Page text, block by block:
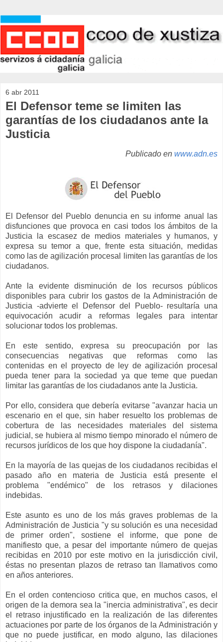
6 abr 2011
El Defensor teme se limiten las
garantías de los ciudadanos ante la
Justicia
Publicado en www.adn.es
El Defensor del Pueblo denuncia en su informe anual las
disfunciones que provoca en casi todos los ámbitos de la
Justicia la escasez de medios materiales y humanos, y
expresa su temor a que, frente esta situación, medidas
como las de agilización procesal limiten las garantías de los
ciudadanos.
Ante la evidente disminución de los recursos públicos
disponibles para cubrir los gastos de la Administración de
Justicia -advierte el Defensor del Pueblo- resultaría una
equivocación acudir a reformas legales para intentar
solucionar todos los problemas.
En este sentido, expresa su preocupación por las
consecuencias negativas que reformas como las
contenidas en el proyecto de ley de agilización procesal
pueda tener para la sociedad ya que teme que puedan
limitar las garantías de los ciudadanos ante la Justicia.
Por ello, considera que debería evitarse "avanzar hacia un
escenario en el que, sin haber resuelto los problemas de
cobertura de las necesidades materiales del sistema
judicial, se hubiera al mismo tiempo minorado el número de
recursos jurídicos de los que hoy dispone la ciudadanía".
En la mayoría de las quejas de los ciudadanos recibidas el
pasado año en materia de Justicia está presente el
problema "endémico" de los retrasos y dilaciones
indebidas.
Este asunto es uno de los más graves problemas de la
Administración de Justicia "y su solución es una necesidad
de primer orden", sostiene el informe, que pone de
manifiesto que, a pesar del importante número de quejas
recibidas en 2010 por este motivo en la jurisdicción civil,
éstas no presentan plazos de retraso tan llamativos como
en años anteriores.
En el orden contencioso critica que, en muchos casos, el
origen de la demora sea la "inercia administrativa", es decir
el retraso injustificado en la realización de las diferentes
actuaciones por parte de los órganos de la Administración y
que no puede justificar, en modo alguno, las dilaciones